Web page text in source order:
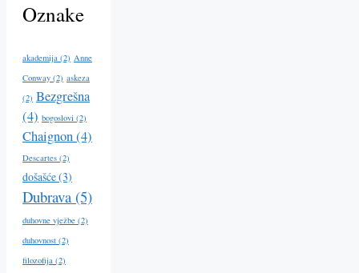
Oznake
akademija (2) Anne
Conway (2) askeza
(2) Bezgrešna
(4) bogoslovi (2)
Chaignon(4)
Descartes (2)
došašće(3)
Dubrava (5)
duhovne vježbe (2)
duhovnost (2)
filozofija (2)